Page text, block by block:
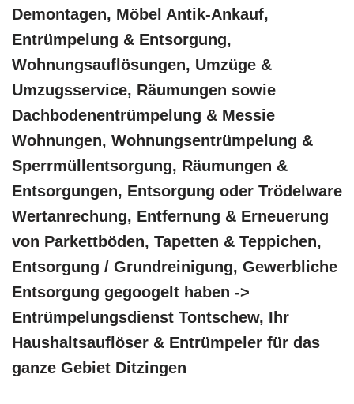
Demontagen, Möbel Antik-Ankauf,
Entrümpelung & Entsorgung,
Wohnungsauflösungen, Umzüge &
Umzugsservice, Räumungen sowie
Dachbodenentrümpelung & Messie
Wohnungen, Wohnungsentrümpelung &
Sperrmüllentsorgung, Räumungen &
Entsorgungen, Entsorgung oder Trödelware
Wertanrechung, Entfernung & Erneuerung
von Parkettböden, Tapetten & Teppichen,
Entsorgung / Grundreinigung, Gewerbliche
Entsorgung gegoogelt haben ->
Entrümpelungsdienst Tontschew, Ihr
Haushaltsauflöser & Entrümpeler für das
ganze Gebiet Ditzingen